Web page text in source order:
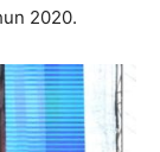
2020.